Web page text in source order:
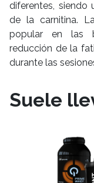
diferentes, siendo
de la carnitina.
popular en las
reducción de la
durante las
Suele